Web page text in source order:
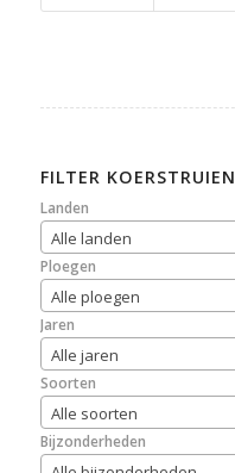
FILTER KOERSTRUIEN
Landen
Alle landen
Ploegen
Alle ploegen
Jaren
Alle jaren
Soorten
Alle soorten
Bijzonderheden